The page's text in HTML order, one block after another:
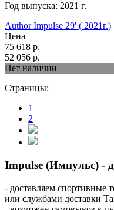
Год выпуска: 2021 г.
Author Impulse 29' ( 2021г.)
Цена
75 618 р.
52 056 р.
Нет наличии
Страницы:
1
2
Impulse (Импульс) -
- доставляем спортивные
или службами доставки